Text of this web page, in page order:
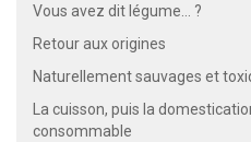
Vous avez dit légume… ?
Retour aux origines
Naturellement sauvages et
La cuisson, puis la
consommable